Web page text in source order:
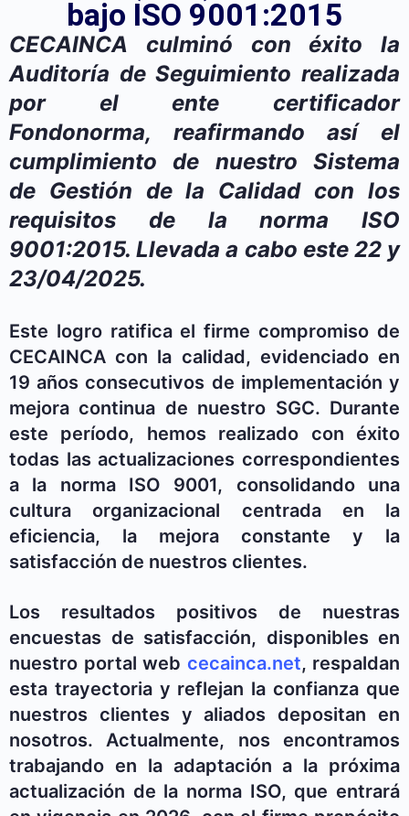
bajo ISO 9001:2015
CECAINCA culminó con éxito la
Auditoría de Seguimiento realizada
por el ente certificador
Fondonorma, reafirmando así el
cumplimiento de nuestro Sistema
de Gestión de la Calidad con los
requisitos de la norma ISO
9001:2015. Llevada a cabo este 22 y
23/04/2025.
Este logro ratifica el firme compromiso de
CECAINCA con la calidad, evidenciado en
19 años consecutivos de implementación y
mejora continua de nuestro SGC. Durante
este período, hemos realizado con éxito
todas las actualizaciones correspondientes
a la norma ISO 9001, consolidando una
cultura organizacional centrada en la
eficiencia, la mejora constante y la
satisfacción de nuestros clientes.
Los resultados positivos de nuestras
encuestas de satisfacción, disponibles en
nuestro portal web cecainca.net, respaldan
esta trayectoria y reflejan la confianza que
nuestros clientes y aliados depositan en
nosotros. Actualmente, nos encontramos
trabajando en la adaptación a la próxima
actualización de la norma ISO, que entrará